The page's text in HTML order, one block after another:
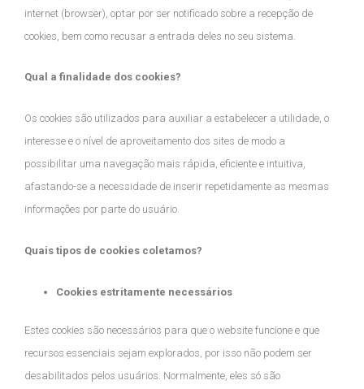
internet (browser), optar por ser notificado sobre a recepção de
cookies, bem como recusar a entrada deles no seu sistema.
Qual a finalidade dos cookies?
Os cookies são utilizados para auxiliar a estabelecer a utilidade, o
interesse e o nível de aproveitamento dos sites de modo a
possibilitar uma navegação mais rápida, eficiente e intuitiva,
afastando-se a necessidade de inserir repetidamente as mesmas
informações por parte do usuário.
Quais tipos de cookies coletamos?
Cookies estritamente necessários
Estes cookies são necessários para que o website funcione e que
recursos essenciais sejam explorados, por isso não podem ser
desabilitados pelos usuários. Normalmente, eles só são